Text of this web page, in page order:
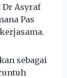
Dr Asyraf
Pas
sebagai